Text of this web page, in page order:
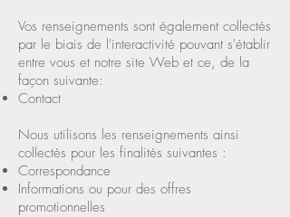
Vos renseignements sont également collectés
par le biais de l'interactivité pouvant s'établir
entre vous et notre site Web et ce, de la
façon suivante:
Contact
Nous utilisons les renseignements ainsi
collectés pour les finalités suivantes :
Correspondance
Informations ou pour des offres
promotionnelles